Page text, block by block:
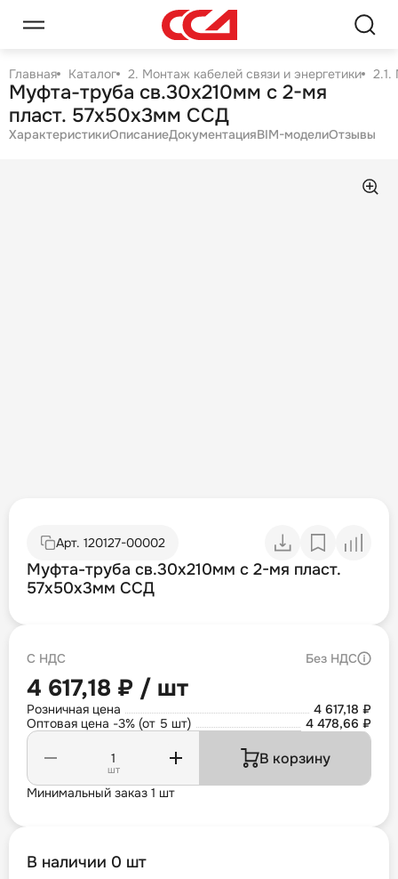
Главная Каталог 2. Монтаж кабелей связи и энергетики 2.1.
Муфта-труба св.30х210мм с 2-мя
пласт. 57х50х3мм ССД
ХарактеристикиОписаниеДокументацияBIM-моделиОтзывы
Арт. 120127-00002
Муфта-труба св.30х210мм с 2-мя пласт.
57х50х3мм ССД
С НДС Без НДС
4 617,18 ₽ / шт
Розничная цена
4 617,18 ₽
Оптовая цена -3% (от 5 шт)
4 478,66 ₽
шт
В корзину
Минимальный заказ 1 шт
В наличии 0 шт